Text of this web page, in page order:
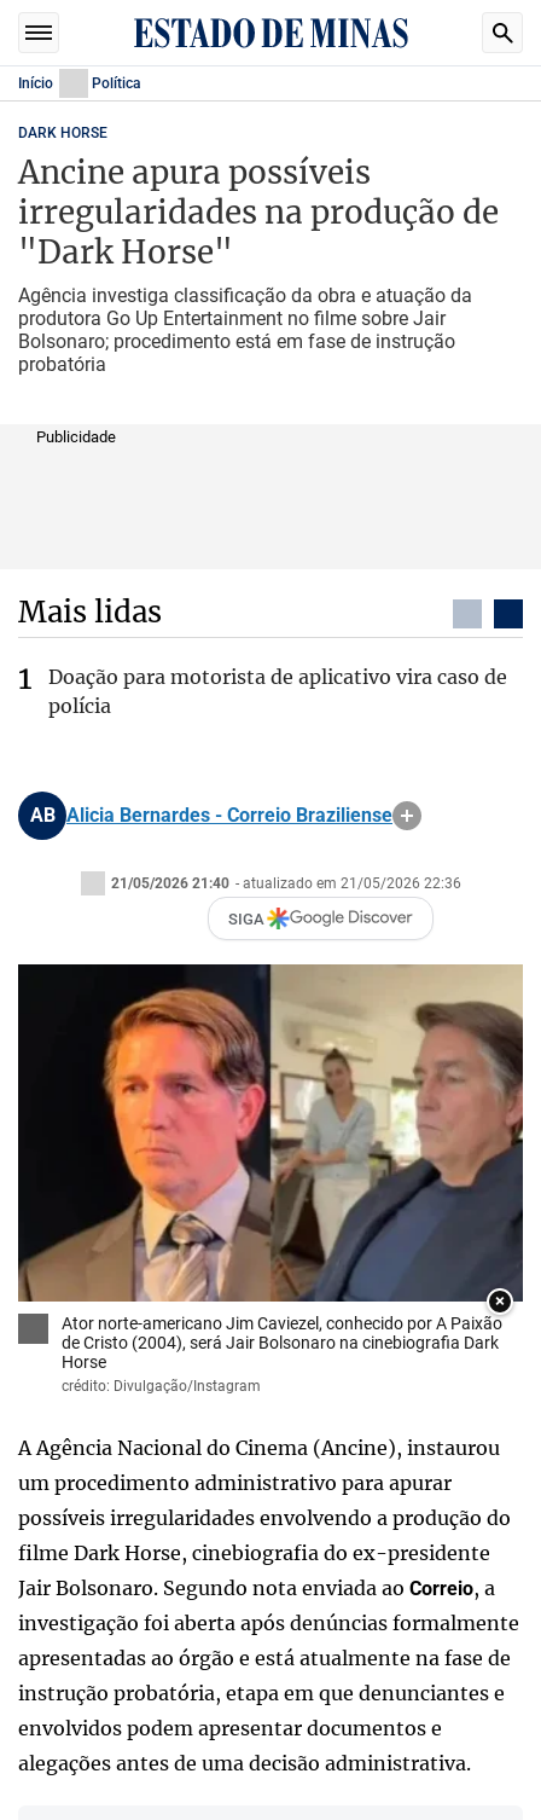
Início Política
DARK HORSE
Ancine apura possíveis
irregularidades na produção de
"Dark Horse"
Agência investiga classificação da obra e atuação da
produtora Go Up Entertainment no filme sobre Jair
Bolsonaro; procedimento está em fase de instrução
probatória
Publicidade
Mais lidas
Doação para motorista de aplicativo vira caso de
polícia
AB Alicia Bernardes - Correio Braziliense
21/05/2026 21:40 - atualizado em 21/05/2026 22:36
SIGA
×
Ator norte-americano Jim Caviezel, conhecido por A Paixão
de Cristo (2004), será Jair Bolsonaro na cinebiografia Dark
Horse
crédito: Divulgação/Instagram
A Agência Nacional do Cinema (Ancine), instaurou
um procedimento administrativo para apurar
possíveis irregularidades envolvendo a produção do
filme Dark Horse, cinebiografia do ex-presidente
Jair Bolsonaro. Segundo nota enviada ao Correio, a
investigação foi aberta após denúncias formalmente
apresentadas ao órgão e está atualmente na fase de
instrução probatória, etapa em que denunciantes e
envolvidos podem apresentar documentos e
alegações antes de uma decisão administrativa.